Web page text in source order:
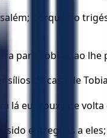
porque no
para Tobias, ao
da casa de
lá eu trouxe de
sido entregues a